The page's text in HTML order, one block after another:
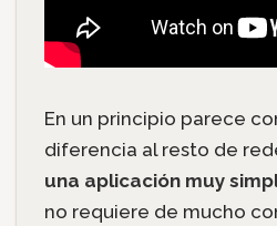
En un principio parece
diferencia al resto de
una aplicación muy
no requiere de mucho